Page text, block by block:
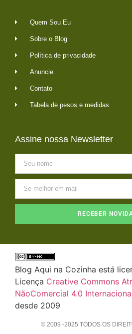
Quem Sou Eu
Sobre o Blog
Política de privacidade
Anuncie
Contato
Tabela de pesos e medidas
Assine nossa Newsletter
RECEBER
Blog Aqui na Cozinha está
Licença Creative Commons
NãoComercial 4.0
desde 2009
© 2009 -2025 TODOS OS